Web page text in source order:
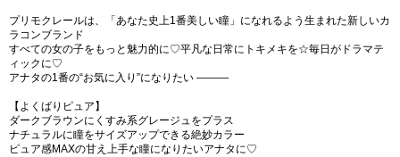
プリモクレールは、「あなた史上1番美しい瞳」になれるよう生まれた新しいカ
ラコンブランド
すべての女の子をもっと魅力的に♡平凡な日常にトキメキを☆毎日がドラマテ
ィックに♡
アナタの1番の“お気に入り”になりたい ―――
【よくばりピュア】
ダークブラウンにくすみ系グレージュをプラス
ナチュラルに瞳をサイズアップできる絶妙カラー
ピュア感MAXの甘え上手な瞳になりたいアナタに♡